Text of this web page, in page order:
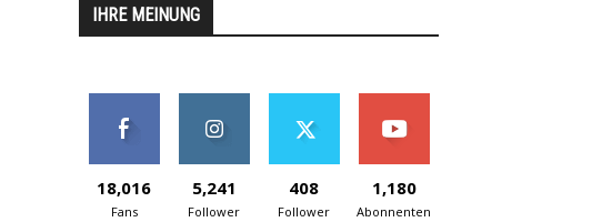
IHRE MEINUNG
18,016
Fans
5,241
Follower
408
Follower
1,180
Abonnenten